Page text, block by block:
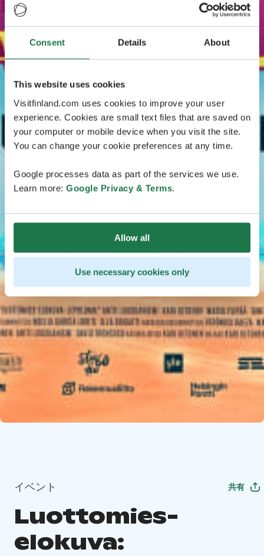
Consent Details About
This website uses cookies
Visitfinland.com uses cookies to improve your user
experience. Cookies are small text files that are saved on
your computer or mobile device when you visit the site.
You can change your cookie preferences at any time.
Google processes data as part of the services we use.
Learn more: Google Privacy & Terms.
Allow all
Use necessary cookies only
イベント 共有
Luottomies-
elokuva: